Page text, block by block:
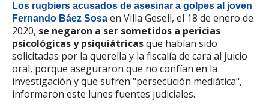
Los rugbiers acusados de asesinar a golpes al joven
Fernando Báez Sosa en Villa Gesell, el 18 de enero de
2020, se negaron a ser sometidos a pericias
psicológicas y psiquiátricasque habían sido
solicitadas por la querella y la fiscalía de cara al juicio
oral, porque aseguraron que no confían en la
investigación y que sufren "persecución mediática",
informaron este lunes fuentes judiciales.